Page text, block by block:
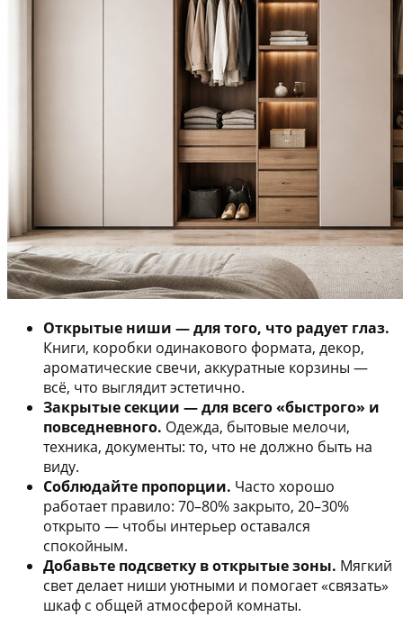
Открытые ниши — для того, что радует глаз.
Книги, коробки одинакового формата, декор,
ароматические свечи, аккуратные корзины —
всё, что выглядит эстетично.
Закрытые секции — для всего «быстрого» и
повседневного. Одежда, бытовые мелочи,
техника, документы: то, что не должно быть на
виду.
Соблюдайте пропорции. Часто хорошо
работает правило: 70–80% закрыто, 20–30%
открыто — чтобы интерьер оставался
спокойным.
Добавьте подсветку в открытые зоны. Мягкий
свет делает ниши уютными и помогает «связать»
шкаф с общей атмосферой комнаты.